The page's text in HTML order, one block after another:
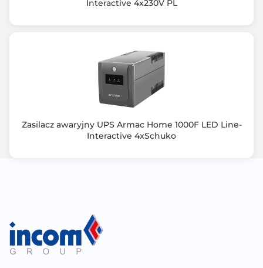
Interactive 4x230V PL
Zasilacz awaryjny UPS Armac Home 1000F LED Line-
Interactive 4xSchuko